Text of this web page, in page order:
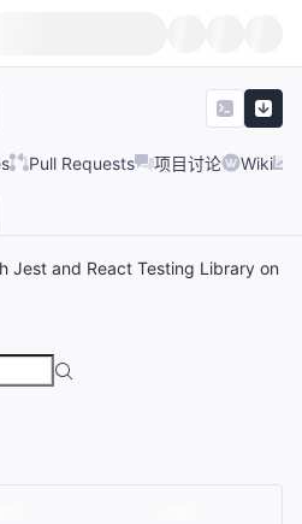
Pull Requests 项目讨论 Wiki
Jest and React Testing Library on